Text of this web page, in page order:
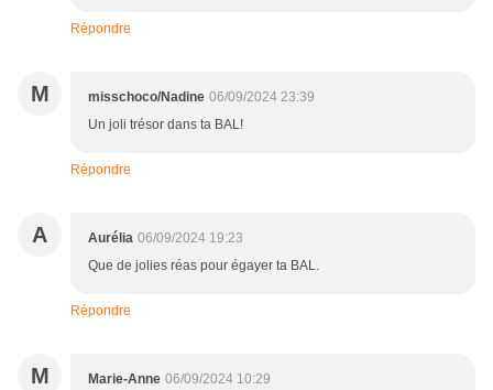
Répondre
M misschoco/Nadine 06/09/2024 23:39
Un joli trésor dans ta BAL!
Répondre
A Aurélia 06/09/2024 19:23
Que de jolies réas pour égayer ta BAL.
Répondre
M Marie-Anne 06/09/2024 10:29